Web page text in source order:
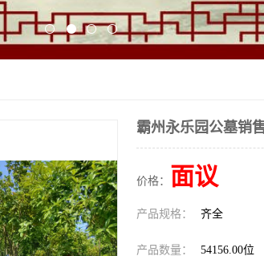
霸州永乐园公墓销
价格： 面议
产品规格： 齐全
产品数量： 54156.00位